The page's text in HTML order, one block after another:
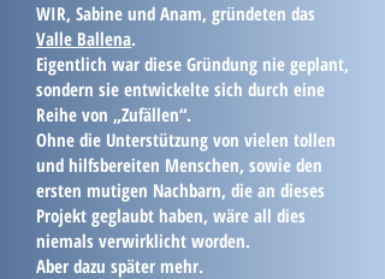
WIR, Sabine und Anam, gründeten das
Valle Ballena.
Eigentlich war diese Gründung nie geplant,
sondern sie entwickelte sich durch eine
Reihe von „Zufällen“.
Ohne die Unterstützung von vielen tollen
und hilfsbereiten Menschen, sowie den
ersten mutigen Nachbarn, die an dieses
Projekt geglaubt haben, wäre all dies
niemals verwirklicht worden.
Aber dazu später mehr.